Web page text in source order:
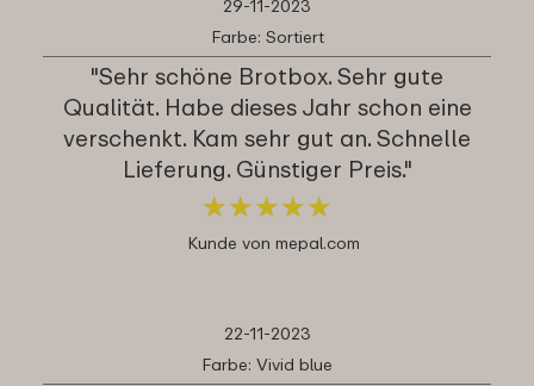
29-11-2023
Farbe: Sortiert
"Sehr schöne Brotbox. Sehr gute
Qualität. Habe dieses Jahr schon eine
verschenkt. Kam sehr gut an. Schnelle
Lieferung. Günstiger Preis."
★★★★★
★★★★★
Kunde von mepal.com
22-11-2023
Farbe: Vivid blue